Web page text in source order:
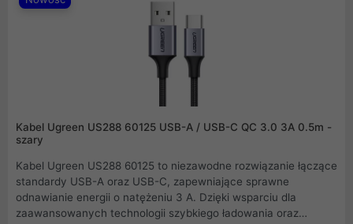
Kabel Ugreen US288 60125 USB-A / USB-C QC 3.0 3A 0.5m -
szary
Kabel Ugreen US288 60125 to niezawodne rozwiązanie łączące
standardy USB-A oraz USB-C, zapewniające sprawne
odnawianie energii o natężeniu 3 A. Dzięki wsparciu dla
zaawansowanych technologii szybkiego ładowania oraz